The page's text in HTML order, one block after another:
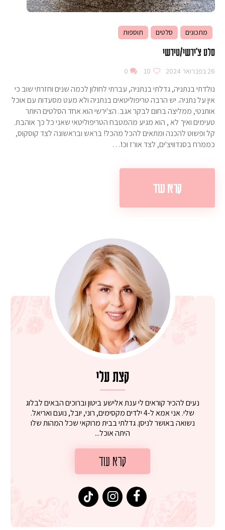
מתכונים סלטים תוספות
סלט צ'ירשי/טירשי
26 בפברואר 2024 10
0
נולדתי בנתניה, גדלתי בנתניה, עברתי לחולון לכמה שנים וחזרתי שוב כי
אין על נתניה. יש הרבה טריפוליטאים בנתניה ולא מעט מסעדות עם אוכל
אותנטי, ממליצה בחום לבקר אגב. הצ'ירשי הוא אחד הסלטים היותר
טעימים ואיך לא , הוא מגיע מהמטבח הטריפוליטאי שאני כל כך אוהבת.
קל ופשוט להכנה ומתאים להכל מהכל! בראש ובראשונה לצד קוסקוס,
כממרח בסנדוויצ'ים, לצד אורז וכו'…
קרא עוד
קצת עלי
נעים להכיר קוראים לי ענת אלישע ביטון וברוכים הבאים לבלוג
שלי. אני אמא ל-4 ילדים מקסימים, רוני, יובל, נועם ואריאל.
נשואה באושר לניסן. גדלתי בבית מרוקאי שכל המהות שלו
היתה אוכל...
קרא עוד